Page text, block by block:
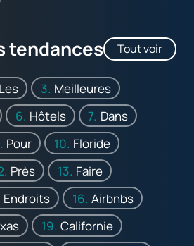
tendances Tout voir
Les
Meilleures
Hôtels
Dans
Pour
Floride
Près
Faire
Endroits
Airbnbs
Californie